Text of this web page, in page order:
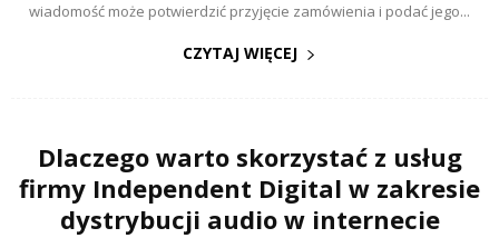
wiadomość może potwierdzić przyjęcie zamówienia i podać jego...
CZYTAJ WIĘCEJ
Dlaczego warto skorzystać z usług
firmy Independent Digital w zakresie
dystrybucji audio w internecie